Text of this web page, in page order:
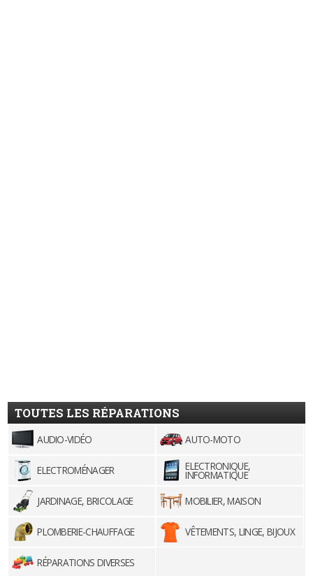
TOUTES LES RÉPARATIONS
AUDIO-VIDÉO AUTO-MOTO
ELECTROMÉNAGER ELECTRONIQUE,
INFORMATIQUE
JARDINAGE, BRICOLAGE
MOBILIER, MAISON
PLOMBERIE-CHAUFFAGE VÊTEMENTS, LINGE, BIJOUX
RÉPARATIONS DIVERSES